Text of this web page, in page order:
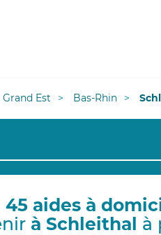
Grand Est Bas-Rhin
45 aides à
à Schleithal à